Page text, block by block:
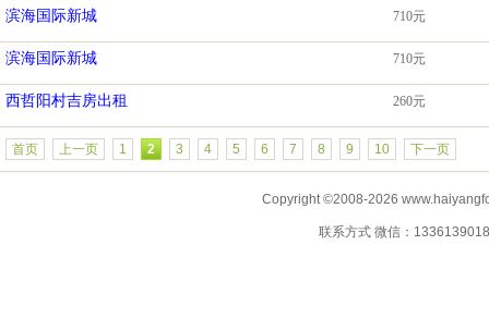
滨海国际新城 710元
滨海国际新城 710元
西哲阳村吉房出租 260元
首页 上一页 1 2 3 4 5 6 7 8 9 10 下一页
Copyright ©2008-2026
联系方式 微信：